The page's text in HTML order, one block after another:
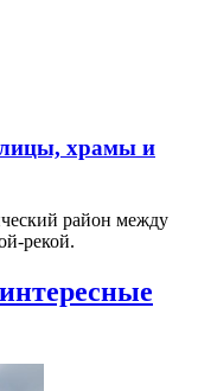
храмы и
район между
рекой.
интересные